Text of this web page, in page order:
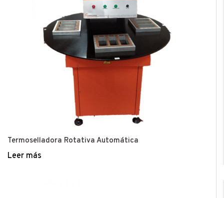
Termoselladora Rotativa Automática
Leer más